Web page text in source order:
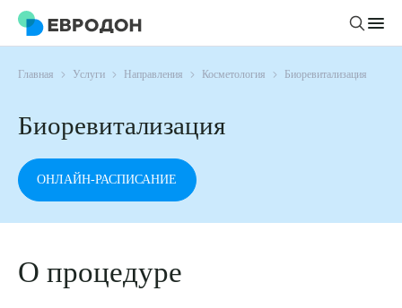
О компании
Новости
Статьи
Руководство клиники
Врачам
Врачи
Направления
Лабораторная диагностика
Пациенту
Главная Услуги Направления Косметология Биоревитализация
Биоревитализация
ОНЛАЙН-РАСПИСАНИЕ
О процедуре